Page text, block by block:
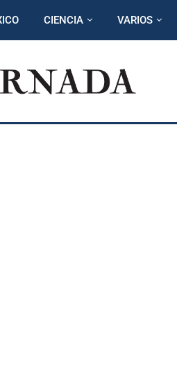
CIENCIA VARIOS